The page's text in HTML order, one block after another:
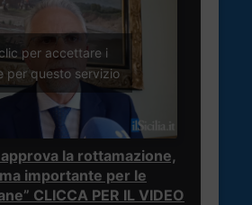
per accettare i
per questo servizio
approva la rottamazione,
importante per le
CLICCA PER IL VIDEO